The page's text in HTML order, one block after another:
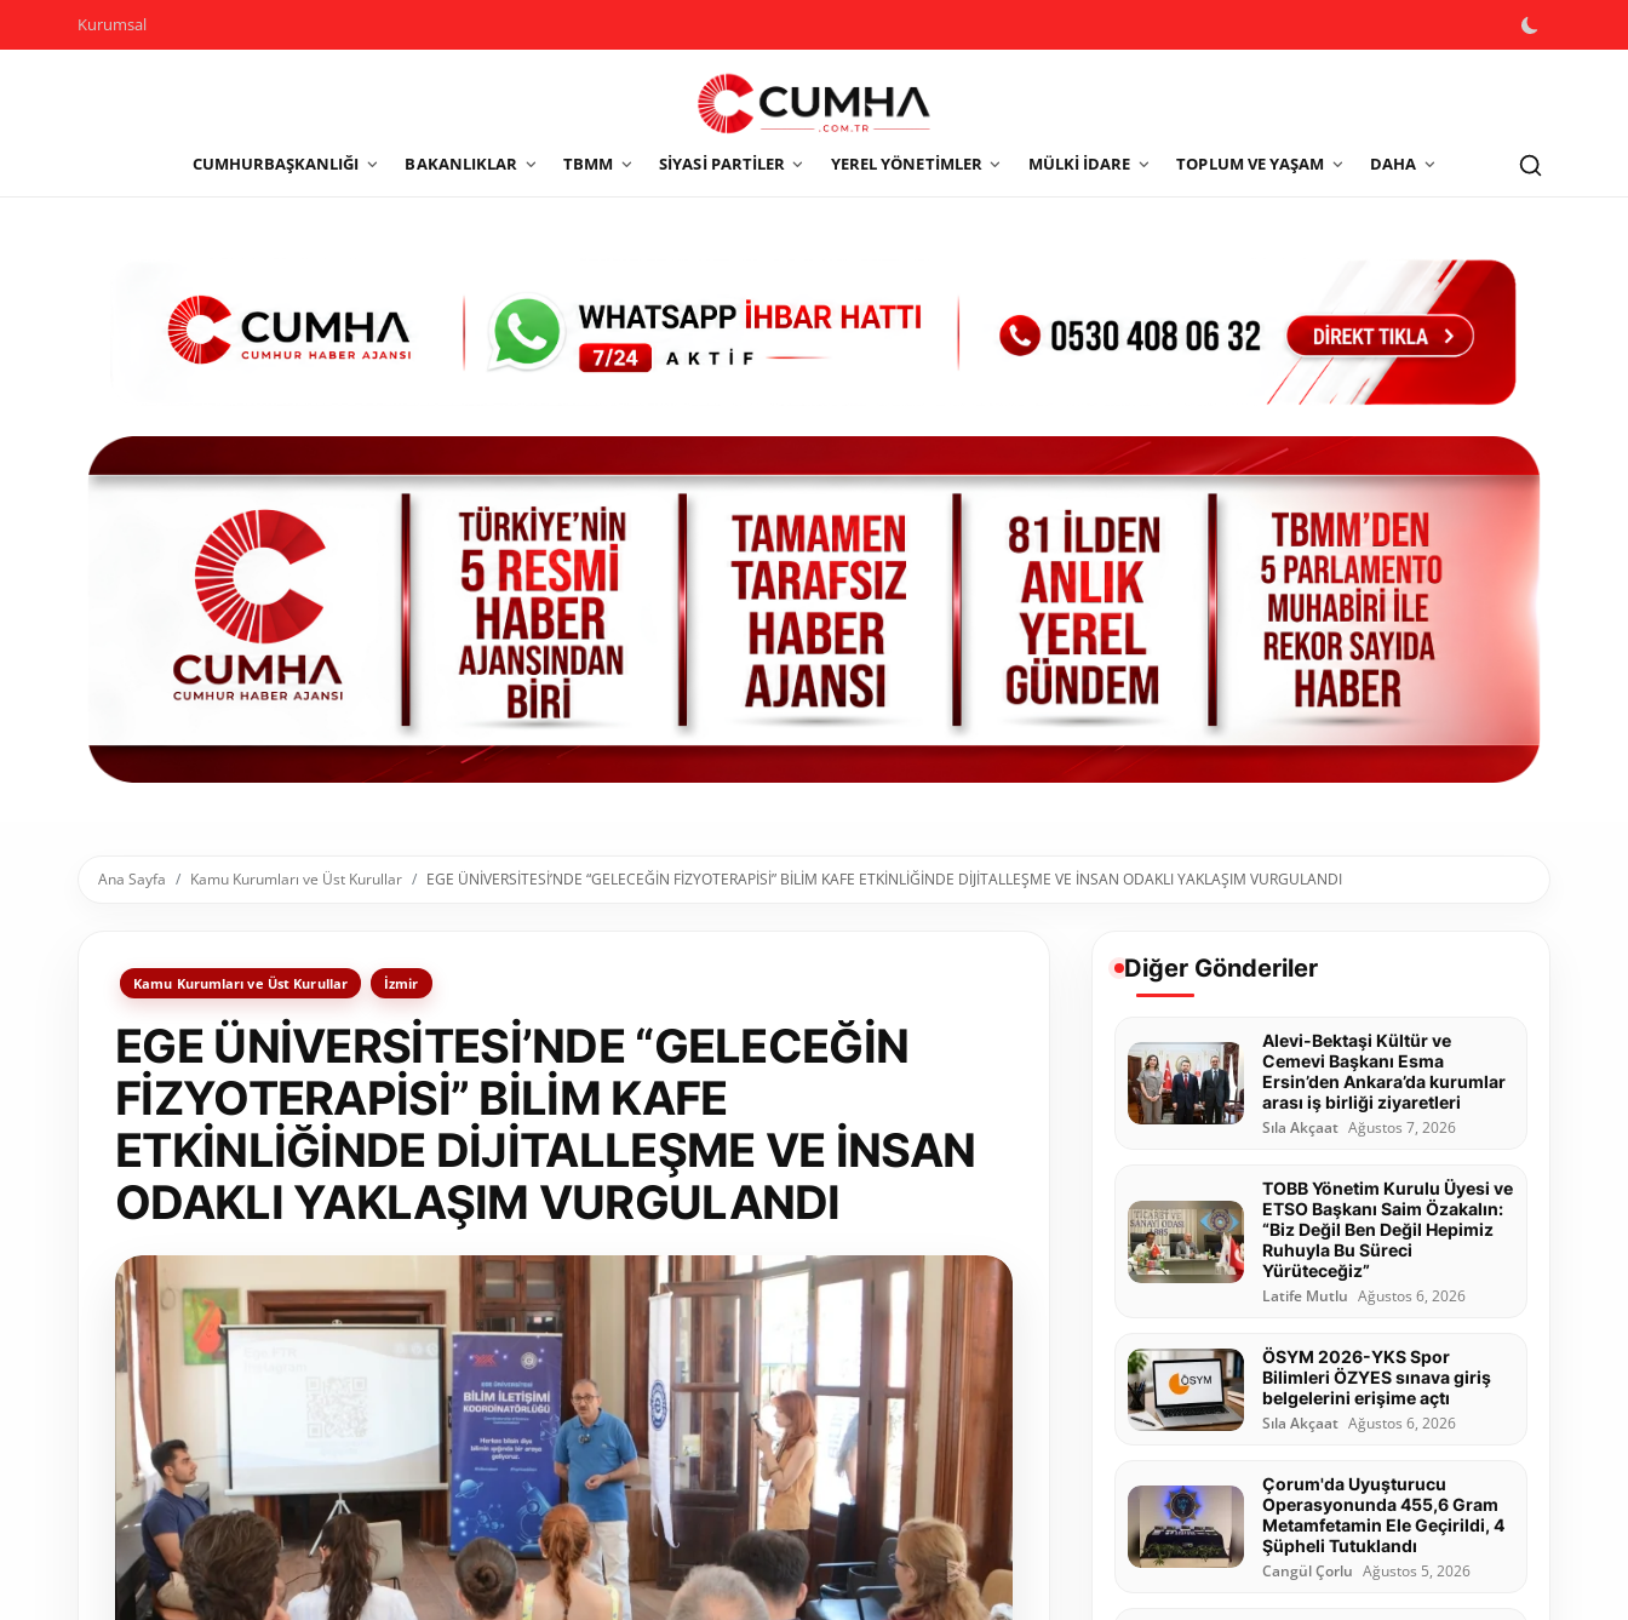
Kurumsal
CUMHURBAŞKANLIĞI BAKANLIKLAR TBMM SIYASI PARTILER YEREL YÖNETIMLER MÜLKI İDARE TOPLUM VE YAŞAM DAHA
Yerel Yönetimler
Sivil Toplum Kuruluşları
Kamu Kurumları ve Üst Kurullar
Resmi Reklamlar
Ana Sayfa Kamu Kurumları ve Üst Kurullar EGE ÜNİVERSİTESİ’NDE “GELECEĞİN FİZYOTERAPİSİ” BİLİM KAFE ETKİNLİĞİNDE DİJİTALLEŞME VE İNSAN ODAKLI YAKLAŞIM VURGULANDI
Kamu Kurumları ve Üst Kurullar İzmir
EGE ÜNİVERSİTESİ’NDE “GELECEĞİN
FİZYOTERAPİSİ” BİLİM KAFE
ETKİNLİĞİNDE DİJİTALLEŞME VE İNSAN
ODAKLI YAKLAŞIM VURGULANDI
Diğer Gönderiler
Alevi-Bektaşi Kültür ve
Cemevi Başkanı Esma
Ersin’den Ankara’da kurumlar
arası iş birliği ziyaretleri
Sıla Akçaat Ağustos 7, 2026
TOBB Yönetim Kurulu Üyesi ve
ETSO Başkanı Saim Özakalın:
“Biz Değil Ben Değil Hepimiz
Ruhuyla Bu Süreci
Yürüteceğiz”
Latife Mutlu Ağustos 6, 2026
ÖSYM 2026-YKS Spor
Bilimleri ÖZYES sınava giriş
belgelerini erişime açtı
Sıla Akçaat Ağustos 6, 2026
Çorum'da Uyuşturucu
Operasyonunda 455,6 Gram
Metamfetamin Ele Geçirildi, 4
Şüpheli Tutuklandı
Cangül Çorlu Ağustos 5, 2026